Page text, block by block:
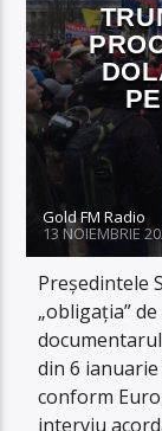
Gold FM Radio
13 NOIEMBRIE
Președintele
„obligația”
din 6
conform
interviu